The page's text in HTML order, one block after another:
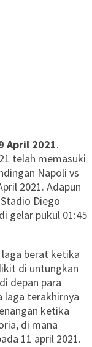
April 2021.
telah memasuki
Napoli vs
2021. Adapun
Diego
gelar pukul 01:45
berat ketika
di untungkan
depan para
laga terakhirnya
ketika
di mana
11 april 2021.